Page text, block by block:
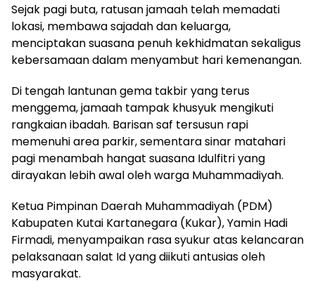
Sejak pagi buta, ratusan jamaah telah memadati
lokasi, membawa sajadah dan keluarga,
menciptakan suasana penuh kekhidmatan sekaligus
kebersamaan dalam menyambut hari kemenangan.
Di tengah lantunan gema takbir yang terus
menggema, jamaah tampak khusyuk mengikuti
rangkaian ibadah. Barisan saf tersusun rapi
memenuhi area parkir, sementara sinar matahari
pagi menambah hangat suasana Idulfitri yang
dirayakan lebih awal oleh warga Muhammadiyah.
Ketua Pimpinan Daerah Muhammadiyah (PDM)
Kabupaten Kutai Kartanegara (Kukar), Yamin Hadi
Firmadi, menyampaikan rasa syukur atas kelancaran
pelaksanaan salat Id yang diikuti antusias oleh
masyarakat.